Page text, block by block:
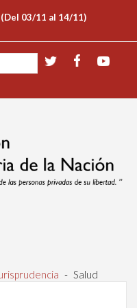
03/11 al 14/11)
- Salud